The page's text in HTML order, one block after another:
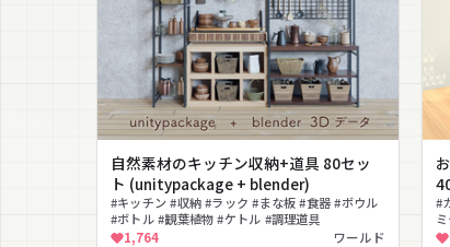
自然素材のキッチン収納+道具 80セッ
ト (unitypackage + blender)
#キッチン #収納 #ラック #まな板 #食器 #ボウル
#ボトル #観葉植物 #ケトル #調理道具
1,764
ワールド
#